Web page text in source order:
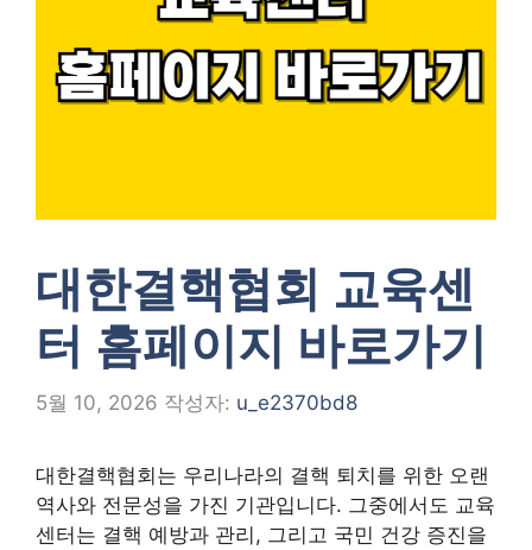
대한결핵협회 교육센
터 홈페이지 바로가기
5월 10, 2026 작성자: u_e2370bd8
대한결핵협회는 우리나라의 결핵 퇴치를 위한 오랜
역사와 전문성을 가진 기관입니다. 그중에서도 교육
센터는 결핵 예방과 관리, 그리고 국민 건강 증진을